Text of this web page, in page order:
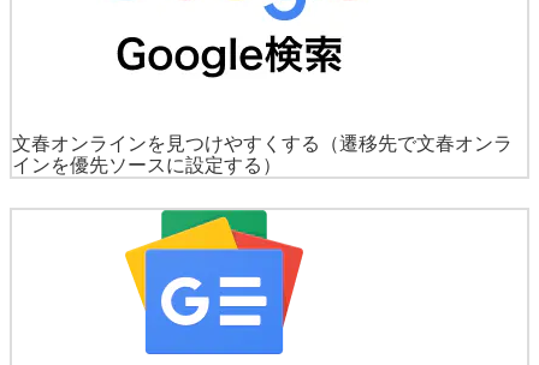
文春オンラインを見つけやすくする
（遷移先で文春オンラ
インを優先ソースに設定する）